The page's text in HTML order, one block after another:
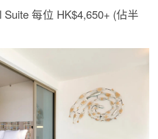
Suite 每位 HK$4,650+ (佔半